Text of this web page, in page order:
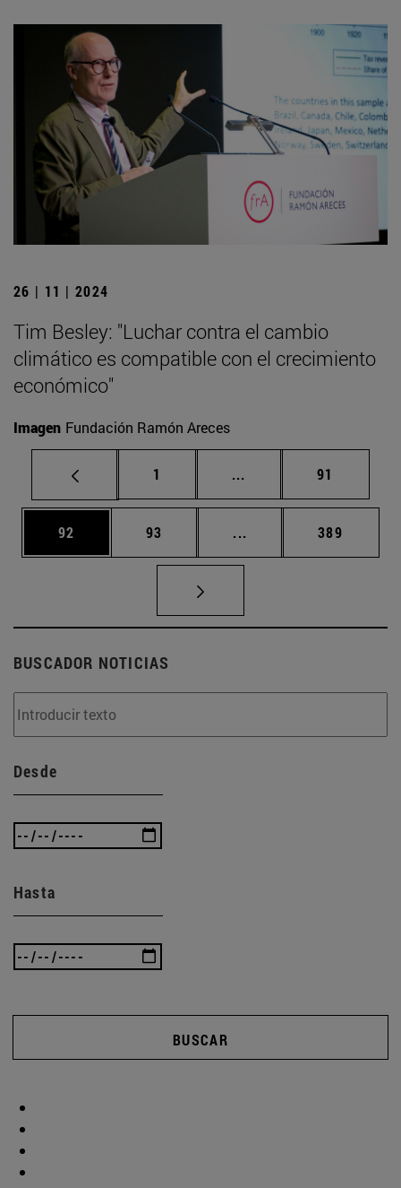
26 | 11 | 2024
Tim Besley: "Luchar contra el cambio
climático es compatible con el crecimiento
económico"
Imagen Fundación Ramón Areces
Página
1 ... Páginas intermedias
Página
91
Página
92 Página
93 ... Páginas intermedias
Página
389
BUSCADOR NOTICIAS
Desde
Hasta
BUSCAR